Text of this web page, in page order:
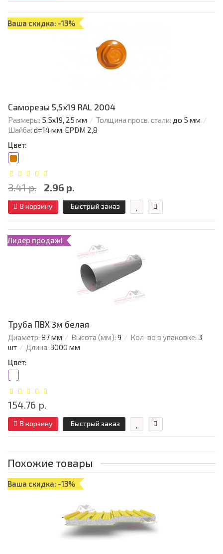
Ваша скидка: -13%
Саморезы 5,5х19 RAL 2004
Размеры: 5,5х19, 25 мм Толщина просв. стали: до 5 мм
Шайба: d=14 мм, EPDM 2,8
Цвет:
3.41 р. 2.96 р.
В корзину Быстрый заказ
Лидер продаж!
Труба ПВХ 3м белая
Диаметр: 87 мм Высота (мм): 9 Кол-во в упаковке: 3
шт
Длина: 3000 мм
Цвет:
154.76 р.
В корзину Быстрый заказ
Похожие товары
Ваша скидка: -13%